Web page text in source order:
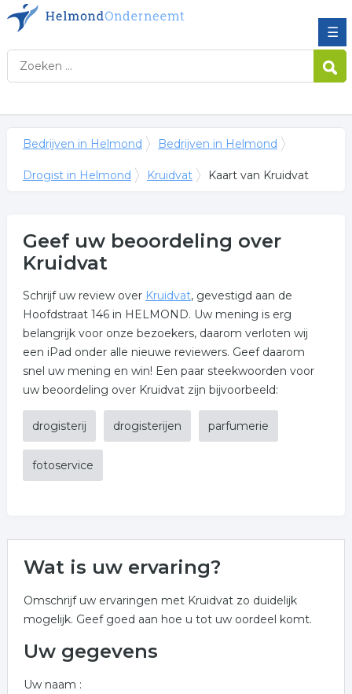
☰
Bedrijven in Helmond Bedrijven in Helmond
Drogist in Helmond Kruidvat Kaart van Kruidvat
Geef uw beoordeling over
Kruidvat
Schrijf uw review over Kruidvat, gevestigd aan de
Hoofdstraat 146 in HELMOND. Uw mening is erg
belangrijk voor onze bezoekers, daarom verloten wij
een iPad onder alle nieuwe reviewers. Geef daarom
snel uw mening en win! Een paar steekwoorden voor
uw beoordeling over Kruidvat zijn bijvoorbeeld:
drogisterij drogisterijen parfumerie
fotoservice
Wat is uw ervaring?
Omschrijf uw ervaringen met Kruidvat zo duidelijk
mogelijk. Geef goed aan hoe u tot uw oordeel komt.
Uw gegevens
Uw naam :